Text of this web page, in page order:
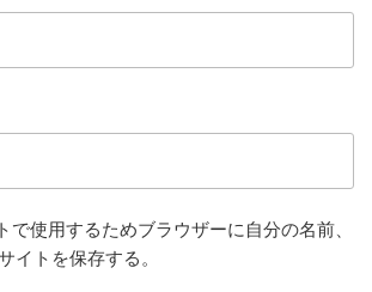
で使用するためブラウザーに自分の名前、
イトを保存する。